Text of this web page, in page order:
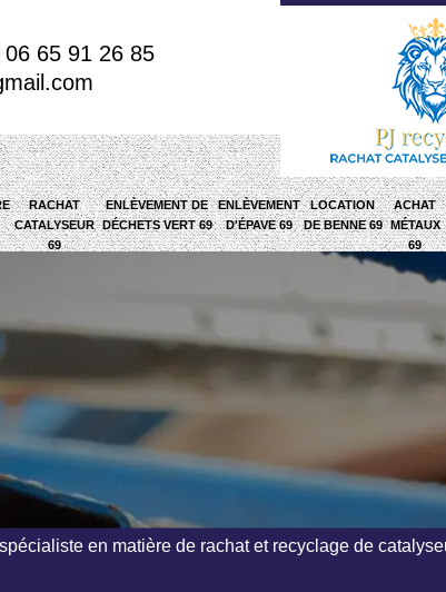
06 65 91 26 85
RACHAT
CATALYSEUR
69
ENLÈVEMENT DE
DÉCHETS VERT 69
ENLÈVEMENT
D'ÉPAVE 69
LOCATION
DE BENNE 69
ACHAT
MÉTAUX
69
en matière de rachat et recyclage de